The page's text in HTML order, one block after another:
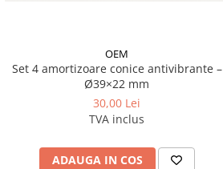
OEM
Set 4 amortizoare conice antivibrante –
Ø39×22 mm
30,00 Lei
TVA inclus
ADAUGA IN COS